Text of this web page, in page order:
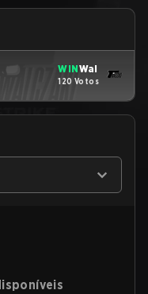
WINWal
120 Votos